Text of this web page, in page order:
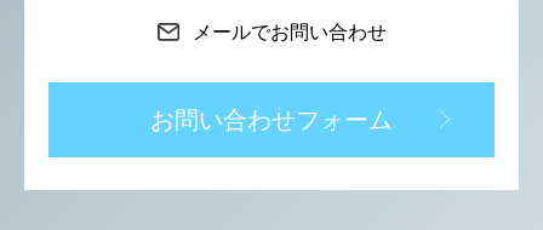
メールでお問い合わせ
お問い合わせフォーム